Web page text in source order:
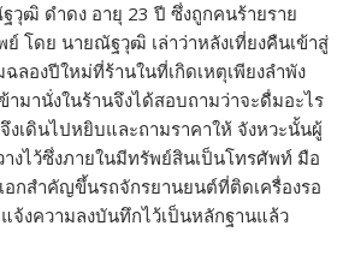
วุฒิ ดำดง อายุ 23 ปี ซึ่งถูกคนร้ายราย
ย์ โดย นายณัฐวุฒิ เล่าว่าหลังเที่ยงคืนเข้าสู่
ลองปีใหม่ที่ร้านในที่เกิดเหตุเพียงลำพัง
มานั่งในร้านจึงได้สอบถามว่าจะดื่มอะไร
งเดินไปหยิบและถามราคาให้ จังหวะนั้นผู้
างไว้ซึ่งภายในมีทรัพย์สินเป็นโทรศัพท์ มือ
อกสำคัญขึ้นรถจักรยานยนต์ที่ติดเครื่องรอ
จ้งความลงบันทึกไว้เป็นหลักฐานแล้ว